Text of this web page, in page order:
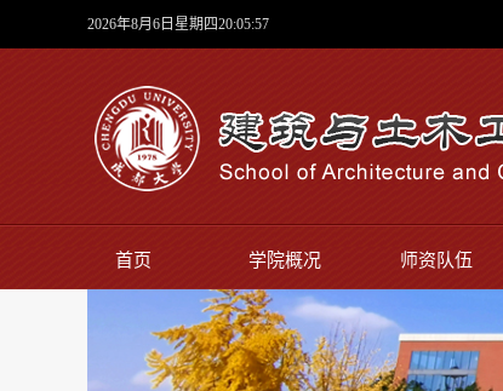
2026年8月6日星期四20:05:58
首页 学院概况 师资队伍
师生风采